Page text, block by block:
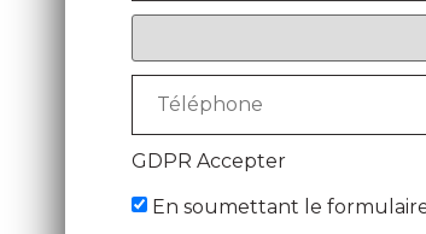
GDPR Accepter
En soumettant le